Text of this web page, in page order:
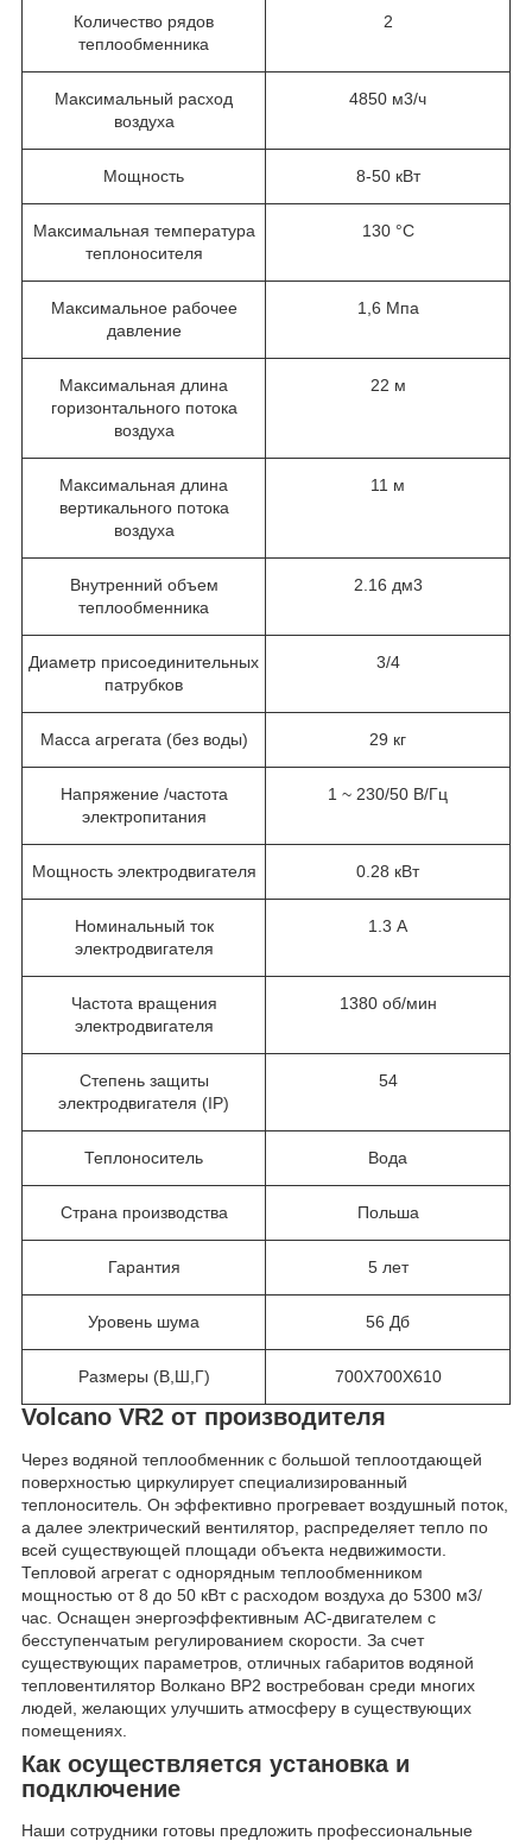
Количество рядов
теплообменника
2
Максимальный расход
воздуха
4850 м3/ч
Мощность 8-50 кВт
Максимальная температура
теплоносителя
130 °С
Максимальное рабочее
давление
1,6 Мпа
Максимальная длина
горизонтального потока
воздуха
22 м
Максимальная длина
вертикального потока
воздуха
11 м
Внутренний объем
теплообменника
2.16 дм3
Диаметр присоединительных
патрубков
3/4
Масса агрегата (без воды) 29 кг
Напряжение /частота
электропитания
1 ~ 230/50 В/Гц
Мощность электродвигателя 0.28 кВт
Номинальный ток
электродвигателя
1.3 А
Частота вращения
электродвигателя
1380 об/мин
Степень защиты
электродвигателя (IP)
54
Теплоноситель Вода
Страна производства Польша
Гарантия 5 лет
Уровень шума 56 Дб
Размеры (В,Ш,Г) 700X700X610
Volcano VR2 от производителя
Через водяной теплообменник с большой теплоотдающей
поверхностью циркулирует специализированный
теплоноситель. Он эффективно прогревает воздушный поток,
а далее электрический вентилятор, распределяет тепло по
всей существующей площади объекта недвижимости.
Тепловой агрегат с однорядным теплообменником
мощностью от 8 до 50 кВт с расходом воздуха до 5300 м3/
час. Оснащен энергоэффективным АС-двигателем с
бесступенчатым регулированием скорости. За счет
существующих параметров, отличных габаритов водяной
тепловентилятор Волкано ВР2 востребован среди многих
людей, желающих улучшить атмосферу в существующих
помещениях.
Как осуществляется установка и
подключение
Наши сотрудники готовы предложить профессиональные